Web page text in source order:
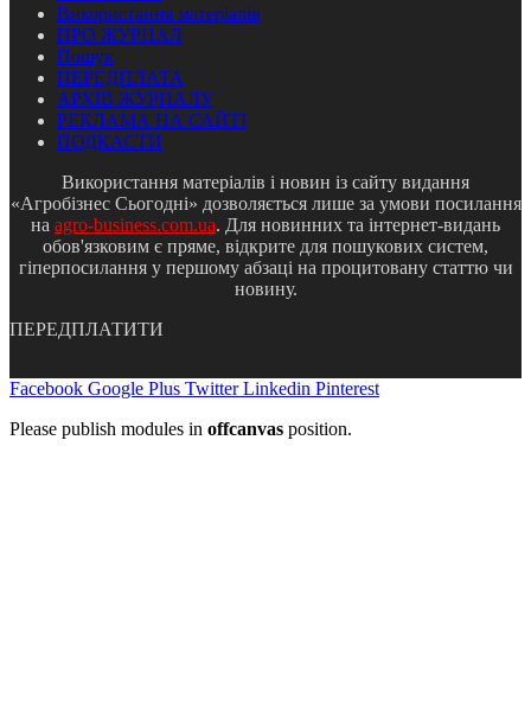
Використання матеріалів
ПРО ЖУРНАЛ
Пошук
ПЕРЕДПЛАТА
АРХІВ ЖУРНАЛУ
РЕКЛАМА НА САЙТІ
ПОДКАСТИ
Використання матеріалів і новин із сайту видання
«Агробізнес Сьогодні» дозволяється лише за умови посилання
на agro-business.com.ua. Для новинних та інтернет-видань
обов'язковим є пряме, відкрите для пошукових систем,
гіперпосилання у першому абзаці на процитовану статтю чи
новину.
ПЕРЕДПЛАТИТИ
Facebook Google Plus Twitter Linkedin Pinterest
Please publish modules in offcanvas position.